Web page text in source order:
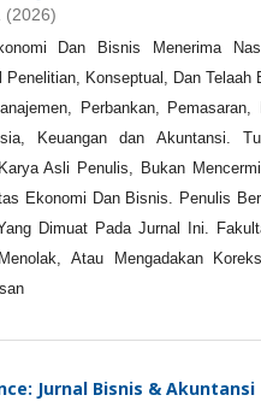
(2026)
Dan Bisnis Menerima
Penelitian, Konseptual, Dan Telaah
Perbankan, Pemasaran,
Keuangan dan Akuntansi.
Asli Penulis, Bukan
Ekonomi Dan Bisnis. Penulis
Dimuat Pada Jurnal Ini.
Atau Mengadakan
Jurnal Bisnis & Akuntansi